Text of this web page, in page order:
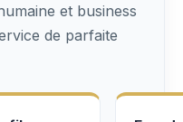
et business
de parfaite